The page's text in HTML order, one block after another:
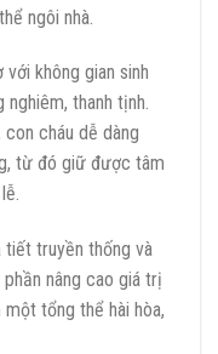
ngôi nhà.
không gian sinh
thanh tịnh.
cháu dễ dàng
từ đó giữ được tâm
tiết truyền thống và
nâng cao giá trị
tổng thể hài hòa,